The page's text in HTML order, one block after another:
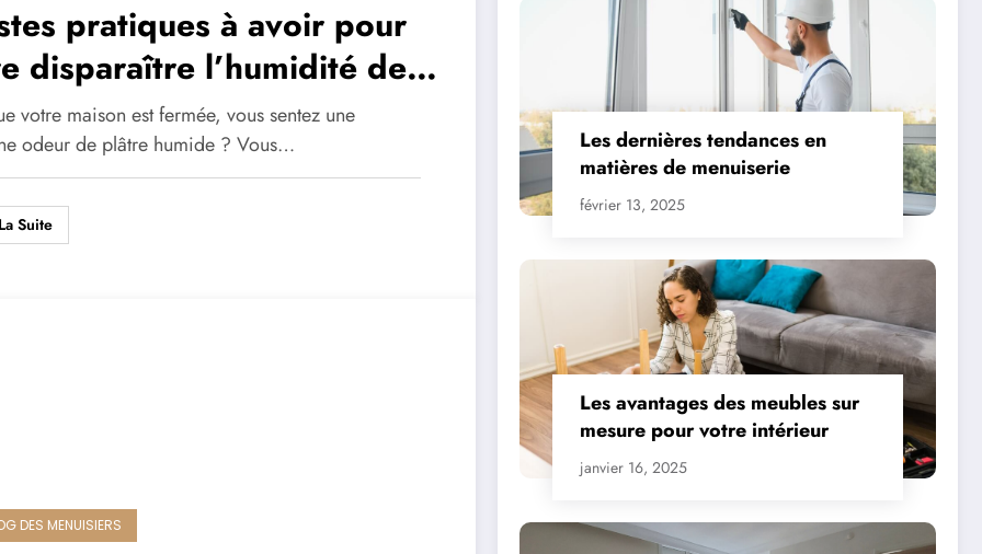
pratiques à avoir pour
disparaître l’humidité des
votre maison est fermée, vous sentez une
odeur de plâtre humide ? Vous…
Suite
DES MENUISIERS
Les dernières tendances en
matières de menuiserie
février 13, 2025
Les avantages des meubles sur
mesure pour votre intérieur
janvier 16, 2025